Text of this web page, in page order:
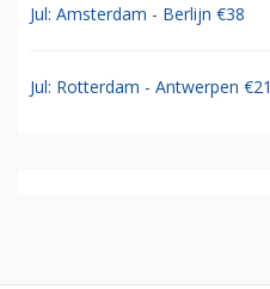
Jul: Amsterdam - Berlijn €38
Jul: Rotterdam - Antwerpen €21